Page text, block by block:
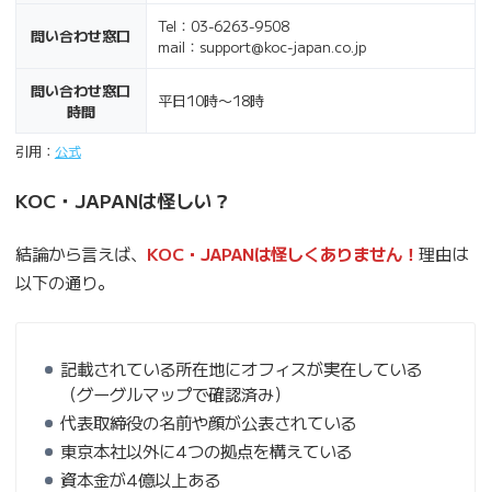
問い合わせ窓口
Tel：03-6263-9508
mail：support@koc-japan.co.jp
問い合わせ窓口
時間
平日10時〜18時
引用： 公式
KOC・JAPANは怪しい？
結論から言えば、 KOC・JAPANは怪しくありません！ 理由は
以下の通り。
記載されている所在地にオフィスが実在している
（グーグルマップで確認済み）
代表取締役の名前や顔が公表されている
東京本社以外に4つの拠点を構えている
資本金が4億以上ある